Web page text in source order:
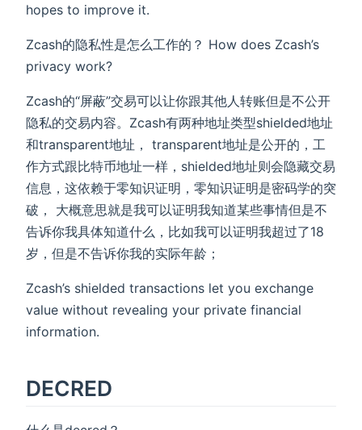
hopes to improve it.
Zcash的隐私性是怎么工作的？ How does Zcash’s
privacy work?
Zcash的“屏蔽”交易可以让你跟其他人转账但是不公开
隐私的交易内容。Zcash有两种地址类型shielded地址
和transparent地址， transparent地址是公开的，工
作方式跟比特币地址一样，shielded地址则会隐藏交易
信息，这依赖于零知识证明，零知识证明是密码学的突
破， 大概意思就是我可以证明我知道某些事情但是不
告诉你我具体知道什么，比如我可以证明我超过了18
岁，但是不告诉你我的实际年龄；
Zcash’s shielded transactions let you exchange
value without revealing your private financial
information.
DECRED